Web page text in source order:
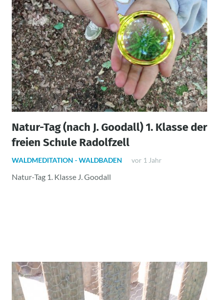
Natur-Tag (nach J. Goodall) 1. Klasse der
freien Schule Radolfzell
WALDMEDITATION - WALDBADEN vor 1 Jahr
Natur-Tag 1. Klasse J. Goodall